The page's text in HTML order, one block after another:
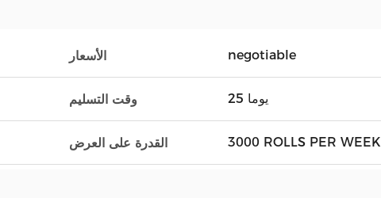
الأسعار negotiable
وقت التسليم 25 يوما
القدرة على العرض 3000 ROLLS PER WEEK